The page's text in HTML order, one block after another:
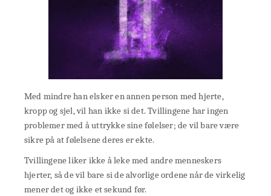
Med mindre han elsker en annen person med hjerte,
kropp og sjel, vil han ikke si det. Tvillingene har ingen
problemer med å uttrykke sine følelser; de vil bare være
sikre på at følelsene deres er ekte.
Tvillingene liker ikke å leke med andre menneskers
hjerter, så de vil bare si de alvorlige ordene når de virkelig
mener det og ikke et sekund før.